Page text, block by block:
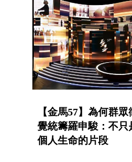
【金馬57】為何群
覺統籌羅申駿：不只
個人生命的片段